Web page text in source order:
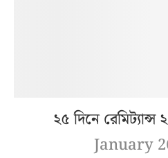
২৫ দিনে
January